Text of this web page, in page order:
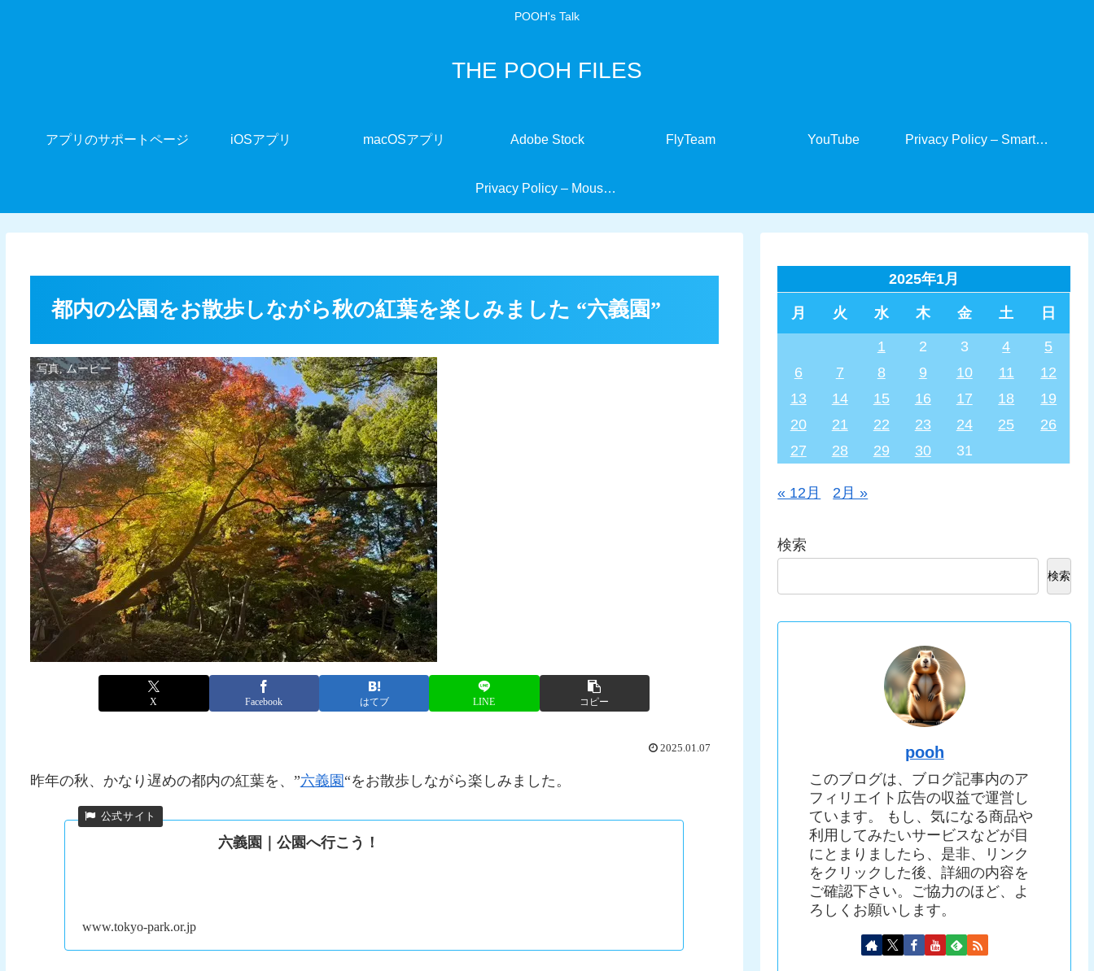
POOH's Talk
THE POOH FILES
アプリのサポートページ iOSアプリ macOSアプリ Adobe Stock FlyTeam YouTube Privacy Policy – SmartCabinet
Privacy Policy – MouseMate
都内の公園をお散歩しながら秋の紅葉を楽しみました “六義園”
写真, ムービー
X Facebook はてブ LINE コピー
2025.01.07
昨年の秋、かなり遅めの都内の紅葉を、”六義園“をお散歩しながら楽しみました。
六義園｜公園へ行こう！
www.tokyo-park.or.jp
2025年1月
月 火 水 木 金 土 日
1 2 3 4
5
6
7 8 9 10 11
12
13
14 15 16 17 18
19
20
21 22 23 24 25
26
27
28 29 30 31
« 12月 2月 »
検索
検索
pooh
このブログは、ブログ記事内のア
フィリエイト広告の収益で運営し
ています。 もし、気になる商品や
利用してみたいサービスなどが目
にとまりましたら、是非、リンク
をクリックした後、詳細の内容を
ご確認下さい。ご協力のほど、よ
ろしくお願いします。